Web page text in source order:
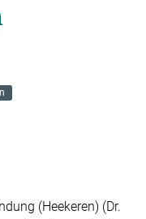
(Heekeren) (Dr.